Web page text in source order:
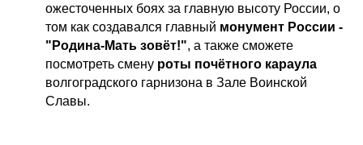
ожесточенных боях за главную высоту России, о
том как создавался главный монумент России -
"Родина-Мать зовёт!", а также сможете
посмотреть смену роты почётного караула
волгоградского гарнизона в Зале Воинской
Славы.